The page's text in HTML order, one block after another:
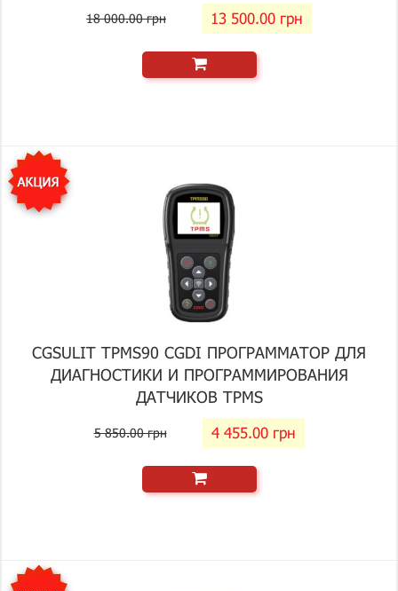
18 000.00 грн 13 500.00 грн
CGSULIT TPMS90 CGDI ПРОГРАММАТОР ДЛЯ
ДИАГНОСТИКИ И ПРОГРАММИРОВАНИЯ
ДАТЧИКОВ TPMS
5 850.00 грн 4 455.00 грн